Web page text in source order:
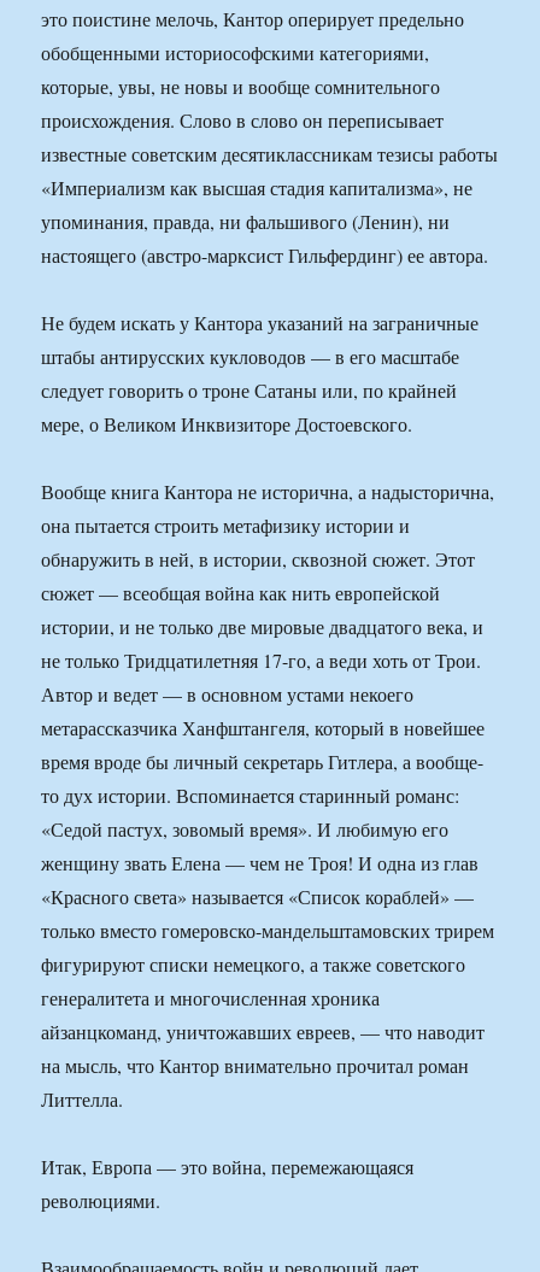
это поистине мелочь, Кантор оперирует предельно
обобщенными историософскими категориями,
которые, увы, не новы и вообще сомнительного
происхождения. Слово в слово он переписывает
известные советским десятиклассникам тезисы работы
«Империализм как высшая стадия капитализма», не
упоминания, правда, ни фальшивого (Ленин), ни
настоящего (австро-марксист Гильфердинг) ее автора.
Не будем искать у Кантора указаний на заграничные
штабы антирусских кукловодов — в его масштабе
следует говорить о троне Сатаны или, по крайней
мере, о Великом Инквизиторе Достоевского.
Вообще книга Кантора не исторична, а надысторична,
она пытается строить метафизику истории и
обнаружить в ней, в истории, сквозной сюжет. Этот
сюжет — всеобщая война как нить европейской
истории, и не только две мировые двадцатого века, и
не только Тридцатилетняя 17-го, а веди хоть от Трои.
Автор и ведет — в основном устами некоего
метарассказчика Ханфштангеля, который в новейшее
время вроде бы личный секретарь Гитлера, а вообще-
то дух истории. Вспоминается старинный романс:
«Седой пастух, зовомый время». И любимую его
женщину звать Елена — чем не Троя! И одна из глав
«Красного света» называется «Список кораблей» —
только вместо гомеровско-мандельштамовских трирем
фигурируют списки немецкого, а также советского
генералитета и многочисленная хроника
айзанцкоманд, уничтожавших евреев, — что наводит
на мысль, что Кантор внимательно прочитал роман
Литтелла.
Итак, Европа — это война, перемежающаяся
революциями.